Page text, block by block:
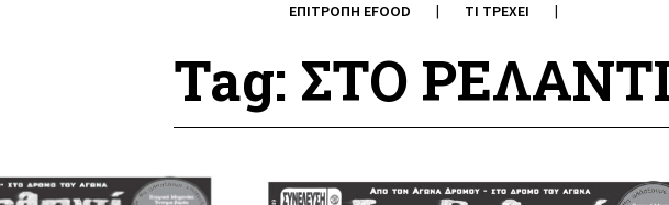
ΕΠΙΤΡΟΠΗ EFOOD ΤΙ ΤΡΕΧΕΙ
Tag: ΣΤΟ